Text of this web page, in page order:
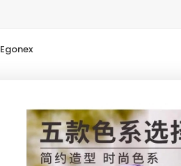
Egonex